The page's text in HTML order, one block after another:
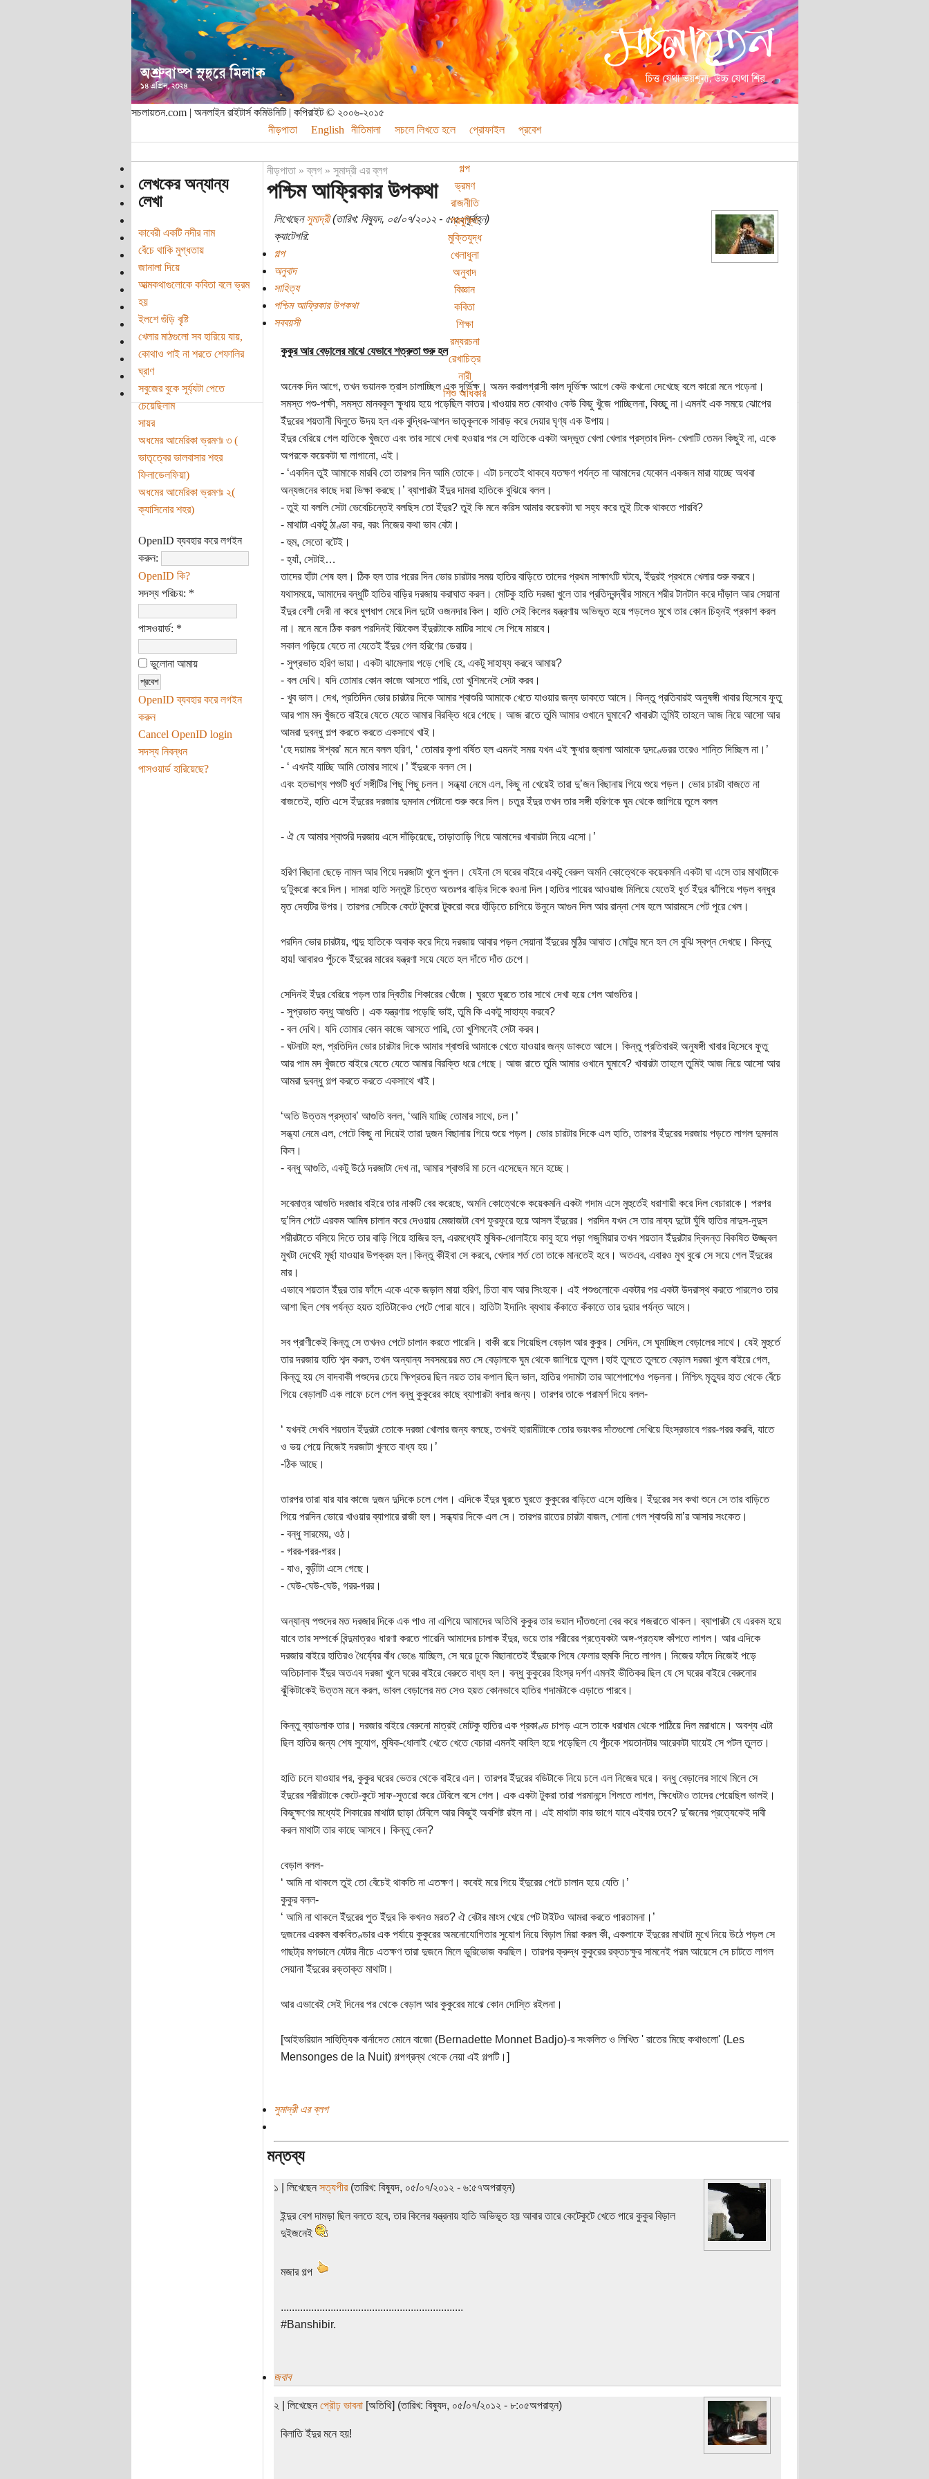
সচলায়তন.com | অনলাইন রাইটার্স কমিউনিটি | কপিরাইট © ২০০৬-২০১৫
নীড়পাতা
English নীতিমালা সচলে লিখতে হলে প্রোফাইল প্রবেশ
গল্প
ভ্রমণ
রাজনীতি
প্রযুক্তি
মুক্তিযুদ্ধ
খেলাধুলা
অনুবাদ
বিজ্ঞান
কবিতা
শিক্ষা
রম্যরচনা
রেখাচিত্র
নারী
শিশু অধিকার
লেখকের অন্যান্য
লেখা
কাবেরী একটি নদীর নাম
বেঁচে থাকি মুগ্ধতায়
জানালা দিয়ে
আত্মকথাগুলোকে কবিতা বলে ভ্রম
হয়
ইলশে গুঁড়ি বৃষ্টি
খেলার মাঠগুলো সব হারিয়ে যায়,
কোথাও পাই না শরতে শেফালির
ঘ্রাণ
সবুজের বুকে সূর্য্যটা পেতে
চেয়েছিলাম
সায়র
অধমের আমেরিকা ভ্রমণঃ ৩ (
ভাতৃত্বের ভালবাসার শহর
ফিলাডেলফিয়া)
অধমের আমেরিকা ভ্রমণঃ ২(
ক্যাসিনোর শহর)
OpenID ব্যবহার করে লগইন
করুন:
OpenID কি?
সদস্য পরিচয়: *
পাসওয়ার্ড: *
ভুলোনা আমায়
OpenID ব্যবহার করে লগইন
করুন
Cancel OpenID login
সদস্য নিবন্ধন
পাসওয়ার্ড হারিয়েছে?
নীড়পাতা»ব্লগ» সুমাদ্রী এর ব্লগ
পশ্চিম আফ্রিকার উপকথা
লিখেছেনসুমাদ্রী(তারিখ: বিষ্যুদ, ০৫/০৭/২০১২ - ৫:৫২পূর্বাহ্ন)
ক্যাটেগরি:
গল্প
অনুবাদ
সাহিত্য
পশ্চিম আফ্রিকার উপকথা
সববয়সী
কুকুর আর বেড়ালের মাঝে যেভাবে শত্রুতা শুরু হল
অনেক দিন আগে, তখন ভয়ানক ত্রাস চালাচ্ছিল এক দূর্ভিক্ষ। অমন করালগ্রাসী কাল দূর্ভিক্ষ আগে কেউ কখনো দেখেছে বলে কারো মনে পড়েনা।
সমস্ত পশু-পক্ষী, সমস্ত মানবকূল ক্ষুধায় হয়ে পড়েছিল কাতর।খাওয়ার মত কোথাও কেউ কিছু খুঁজে পাচ্ছিলনা, কিচ্ছু না।এমনই এক সময়ে ঝোপের
ইঁদুরের শয়তানী ঘিলুতে উদয় হল এক বুদ্ধির-আপন ভাতৃকূলকে সাবাড় করে দেয়ার ঘৃণ্য এক উপায়।
ইঁদুর বেরিয়ে গেল হাতিকে খুঁজতে এবং তার সাথে দেখা হওয়ার পর সে হাতিকে একটা অদ্ভুত খেলা খেলার প্রস্তাব দিল- খেলাটি তেমন কিছুই না, একে
অপরকে কয়েকটা ঘা লাগানো, এই।
- ‘একদিন তুই আমাকে মারবি তো তারপর দিন আমি তোকে। এটা চলতেই থাকবে যতক্ষণ পর্যন্ত না আমাদের যেকোন একজন মারা যাচ্ছে অথবা
অন্যজনের কাছে দয়া ভিক্ষা করছে।’ ব্যাপারটা ইঁদুর দামরা হাতিকে বুঝিয়ে বলল।
- তুই যা বললি সেটা ভেবেচিন্তেই বলছিস তো ইঁদুর? তুই কি মনে করিস আমার কয়েকটা ঘা সহ্য করে তুই টিকে থাকতে পারবি?
- মাথাটা একটু ঠাণ্ডা কর, বরং নিজের কথা ভাব বেটা।
- হুম, সেতো বটেই।
- হ্যাঁ, সেটাই…
তাদের হাঁটা শেষ হল। ঠিক হল তার পরের দিন ভোর চারটার সময় হাতির বাড়িতে তাদের প্রথম সাক্ষাৎটি ঘটবে, ইঁদুরই প্রথমে খেলার শুরু করবে।
যথাসময়ে, আমাদের বন্ধুটি হাতির বাড়ির দরজায় করাঘাত করল। মোটকু হাতি দরজা খুলে তার প্রতিদ্বন্দ্বীর সামনে শরীর টানটান করে দাঁড়াল আর সেয়ানা
ইঁদুর বেশী দেরী না করে ধুপধাপ মেরে দিল দুটো ওজনদার কিল। হাতি সেই কিলের যন্ত্রণায় অভিভূত হয়ে পড়লেও মুখে তার কোন চিহ্নই প্রকাশ করল
না। মনে মনে ঠিক করল পরদিনই বিটকেল ইঁদুরটাকে মাটির সাথে সে পিষে মারবে।
সকাল গড়িয়ে যেতে না যেতেই ইঁদুর গেল হরিণের ডেরায়।
- সুপ্রভাত হরিণ ভায়া। একটা ঝামেলায় পড়ে গেছি হে, একটু সাহায্য করবে আমায়?
- বল দেখি। যদি তোমার কোন কাজে আসতে পারি, তো খুশিমনেই সেটা করব।
- খুব ভাল। দেখ, প্রতিদিন ভোর চারটার দিকে আমার শ্বাশুরি আমাকে খেতে যাওয়ার জন্য ডাকতে আসে। কিন্তু প্রতিবারই অনুষঙ্গী খাবার হিসেবে ফুতু
আর পাম মদ খুঁজতে বাইরে যেতে যেতে আমার বিরক্তি ধরে গেছে। আজ রাতে তুমি আমার ওখানে ঘুমাবে? খাবারটা তুমিই তাহলে আজ নিয়ে আসো আর
আমরা দুবন্ধু গল্প করতে করতে একসাথে খাই।
‘হে দয়াময় ঈশ্বর’ মনে মনে বলল হরিণ, ‘ তোমার কৃপা বর্ষিত হল এমনই সময় যখন এই ক্ষুধার জ্বালা আমাকে দুদণ্ডেরর তরেও শান্তি দিচ্ছিল না।’
- ‘ এখনই যাচ্ছি আমি তোমার সাথে।’ ইঁদুরকে বলল সে।
এবং হতভাগ্য পশুটি ধূর্ত সঙ্গীটির পিছু পিছু চলল। সন্ধ্যা নেমে এল, কিছু না খেয়েই তারা দু’জন বিছানায় গিয়ে শুয়ে পড়ল। ভোর চারটা বাজতে না
বাজতেই, হাতি এসে ইঁদুরের দরজায় দুমদাম পেটানো শুরু করে দিল। চতুর ইঁদুর তখন তার সঙ্গী হরিণকে ঘুম থেকে জাগিয়ে তুলে বলল
- ঐ যে আমার শ্বাশুরি দরজায় এসে দাঁড়িয়েছে, তাড়াতাড়ি গিয়ে আমাদের খাবারটা নিয়ে এসো।’
হরিণ বিছানা ছেড়ে নামল আর গিয়ে দরজাটা খুলে খুলল। যেইনা সে ঘরের বাইরে একটু বেরুল অমনি কোত্থেকে কয়েকমনি একটা ঘা এসে তার মাথাটাকে
দু’টুকরো করে দিল। দামরা হাতি সন্তুষ্ট চিত্তে অতঃপর বাড়ির দিকে রওনা দিল।হাতির পায়ের আওয়াজ মিলিয়ে যেতেই ধূর্ত ইঁদুর ঝাঁপিয়ে পড়ল বন্ধুর
মৃত দেহটির উপর। তারপর সেটিকে কেটে টুকরো টুকরো করে হাঁড়িতে চাপিয়ে উনুনে আগুন দিল আর রান্না শেষ হলে আরামসে পেট পুরে খেল।
পরদিন ভোর চারটায়, গাব্দু হাতিকে অবাক করে দিয়ে দরজায় আবার পড়ল সেয়ানা ইঁদুরের মুঠির আঘাত।মোটুর মনে হল সে বুঝি স্বপ্ন দেখছে। কিন্তু
হায়! আবারও পুঁচকে ইঁদুরের মারের যন্ত্রণা সয়ে যেতে হল দাঁতে দাঁত চেপে।
সেদিনই ইঁদুর বেরিয়ে পড়ল তার দ্বিতীয় শিকারের খোঁজে। ঘুরতে ঘুরতে তার সাথে দেখা হয়ে গেল আগুতির।
- সুপ্রভাত বন্ধু আগুতি। এক যন্ত্রণায় পড়েছি ভাই, তুমি কি একটু সাহায্য করবে?
- বল দেখি। যদি তোমার কোন কাজে আসতে পারি, তো খুশিমনেই সেটা করব।
- ঘটনাটা হল, প্রতিদিন ভোর চারটার দিকে আমার শ্বাশুরি আমাকে খেতে যাওয়ার জন্য ডাকতে আসে। কিন্তু প্রতিবারই অনুষঙ্গী খাবার হিসেবে ফুতু
আর পাম মদ খুঁজতে বাইরে যেতে যেতে আমার বিরক্তি ধরে গেছে। আজ রাতে তুমি আমার ওখানে ঘুমাবে? খাবারটা তাহলে তুমিই আজ নিয়ে আসো আর
আমরা দুবন্ধু গল্প করতে করতে একসাথে খাই।
‘অতি উত্তম প্রস্তাব’ আগুতি বলল, ‘আমি যাচ্ছি তোমার সাথে, চল।’
সন্ধ্যা নেমে এল, পেটে কিছু না দিয়েই তারা দুজন বিছানায় গিয়ে শুয়ে পড়ল। ভোর চারটার দিকে এল হাতি, তারপর ইঁদুরের দরজায় পড়তে লাগল দুমদাম
কিল।
- বন্ধু আগুতি, একটু উঠে দরজাটা দেখ না, আমার শ্বাশুরি মা চলে এসেছেন মনে হচ্ছে।
সবেমাত্র আগুতি দরজার বাইরে তার নাকটি বের করেছে, অমনি কোত্থেকে কয়েকমনি একটা গদাম এসে মুহুর্তেই ধরাশায়ী করে দিল বেচারাকে। পরপর
দু’দিন পেটে এরকম আমিষ চালান করে দেওয়ায় মেজাজটা বেশ ফুরফুরে হয়ে আসল ইঁদুরের। পরদিন যখন সে তার নায্য দুটো ঘুঁষি হাতির নাদুস-নুদুস
শরীরটাতে বসিয়ে দিতে তার বাড়ি গিয়ে হাজির হল, এরমধ্যেই মুষিক-ধোলাইয়ে কাবু হয়ে পড়া গজুমিয়ার তখন শয়তান ইঁদুরটার দ্বিদন্ত বিকষিত ঊজ্জ্বল
মুখটা দেখেই মূর্ছা যাওয়ার উপক্রম হল।কিন্তু কীইবা সে করবে, খেলার শর্ত তো তাকে মানতেই হবে। অতএব, এবারও মুখ বুঝে সে সয়ে গেল ইঁদুরের
মার।
এভাবে শয়তান ইঁদুর তার ফাঁদে একে একে জড়াল মায়া হরিণ, চিতা বাঘ আর সিংহকে। এই পশুগুলোকে একটার পর একটা উদরাস্থ করতে পারলেও তার
আশা ছিল শেষ পর্যন্ত হয়ত হাতিটাকেও পেটে পোরা যাবে। হাতিটা ইদানিং ব্যথায় কঁকাতে কঁকাতে তার দুয়ার পর্যন্ত আসে।
সব প্রাণীকেই কিন্তু সে তখনও পেটে চালান করতে পারেনি। বাকী রয়ে গিয়েছিল বেড়াল আর কুকুর। সেদিন, সে ঘুমাচ্ছিল বেড়ালের সাথে। যেই মুহুর্তে
তার দরজায় হাতি শব্দ করল, তখন অন্যান্য সবসময়ের মত সে বেড়ালকে ঘুম থেকে জাগিয়ে তুলল।হাই তুলতে তুলতে বেড়াল দরজা খুলে বাইরে গেল,
কিন্তু হয় সে বাদবাকী পশুদের চেয়ে ক্ষিপ্রতর ছিল নয়ত তার কপাল ছিল ভাল, হাতির গদামটা তার আশেপাশেও পড়লনা। নিশ্চিৎ মৃত্যুর হাত থেকে বেঁচে
গিয়ে বেড়ালটি এক লাফে চলে গেল বন্ধু কুকুরের কাছে ব্যাপারটা বলার জন্য। তারপর তাকে পরামর্শ দিয়ে বলল-
‘ যখনই দেখবি শয়তান ইঁদুরটা তোকে দরজা খোলার জন্য বলছে, তখনই হারামীটাকে তোর ভয়ংকর দাঁতগুলো দেখিয়ে হিংস্রভাবে গরর-গরর করবি, যাতে
ও ভয় পেয়ে নিজেই দরজাটা খুলতে বাধ্য হয়।’
-ঠিক আছে।
তারপর তারা যার যার কাজে দুজন দুদিকে চলে গেল। এদিকে ইঁদুর ঘুরতে ঘুরতে কুকুরের বাড়িতে এসে হাজির। ইঁদুরের সব কথা শুনে সে তার বাড়িতে
গিয়ে পরদিন ভোরে খাওয়ার ব্যাপারে রাজী হল। সন্ধ্যার দিকে এল সে। তারপর রাতের চারটা বাজল, শোনা গেল শ্বাশুরি মা’র আসার সংকেত।
- বন্ধু সারমেয়, ওঠ।
- গরর-গরর-গরর।
- যাও, বুড়ীটা এসে গেছে।
- ঘেউ-ঘেউ-ঘেউ, গরর-গরর।
অন্যান্য পশুদের মত দরজার দিকে এক পাও না এগিয়ে আমাদের অতিথি কুকুর তার ভয়াল দাঁতগুলো বের করে গজরাতে থাকল। ব্যাপারটা যে এরকম হয়ে
যাবে তার সম্পর্কে বিন্দুমাত্রও ধারণা করতে পারেনি আমাদের চালাক ইঁদুর, ভয়ে তার শরীরের প্রত্যেকটা অঙ্গ-প্রত্যঙ্গ কাঁপতে লাগল। আর এদিকে
দরজার বাইরে হাতিরও ধৈর্য্যের বাঁধ ভেঙে যাচ্ছিল, সে ঘরে ঢুকে বিছানাতেই ইঁদুরকে পিষে ফেলার হুমকি দিতে লাগল। নিজের ফাঁদে নিজেই পড়ে
অতিচালাক ইঁদুর অতএব দরজা খুলে ঘরের বাইরে বেরুতে বাধ্য হল। বন্ধু কুকুরের হিংস্র দর্শণ এমনই ভীতিকর ছিল যে সে ঘরের বাইরে বেরুনোর
ঝুঁকিটাকেই উত্তম মনে করল, ভাবল বেড়ালের মত সেও হয়ত কোনভাবে হাতির গদামটাকে এড়াতে পারবে।
কিন্তু ব্যাডলাক তার। দরজার বাইরে বেরুনো মাত্রই মোটকু হাতির এক প্রকাণ্ড চাপড় এসে তাকে ধরাধাম থেকে পাঠিয়ে দিল মরাধামে। অবশ্য এটা
ছিল হাতির জন্য শেষ সুযোগ, মুষিক-ধোলাই খেতে খেতে বেচারা এমনই কাহিল হয়ে পড়েছিল যে পুঁচকে শয়তানটার আরেকটা ঘায়েই সে পটল তুলত।
হাতি চলে যাওয়ার পর, কুকুর ঘরের ভেতর থেকে বাইরে এল। তারপর ইঁদুরের বডিটাকে নিয়ে চলে এল নিজের ঘরে। বন্ধু বেড়ালের সাথে মিলে সে
ইঁদুরের শরীরটাকে কেটে-কুটে সাফ-সুতরো করে টেবিলে বসে গেল। এক একটা টুকরা তারা পরমানন্দে গিলতে লাগল, ক্ষিধেটাও তাদের পেয়েছিল ভালই।
কিছুক্ষণের মধ্যেই শিকারের মাথাটা ছাড়া টেবিলে আর কিছুই অবশিষ্ট রইল না। এই মাথাটা কার ভাগে যাবে এইবার তবে? দু’জনের প্রত্যেকেই দাবী
করল মাথাটা তার কাছে আসবে। কিন্তু কেন?
বেড়াল বলল-
‘ আমি না থাকলে তুই তো বেঁচেই থাকতি না এতক্ষণ। কবেই মরে গিয়ে ইঁদুরের পেটে চালান হয়ে যেতি।’
কুকুর বলল-
‘ আমি না থাকলে ইঁদুরের পুত ইঁদুর কি কখনও মরত? ঐ বেটার মাংস খেয়ে পেট টাইটও আমরা করতে পারতামনা।’
দুজনের এরকম বাকবিতণ্ডার এক পর্যায়ে কুকুরের অমনোযোগিতার সুযোগ নিয়ে বিড়াল মিয়া করল কী, একলাফে ইঁদুরের মাথাটা মুখে নিয়ে উঠে পড়ল সে
গাছটা্র মগডালে যেটার নীচে এতক্ষণ তারা দুজনে মিলে ভুরিভোজ করছিল। তারপর ক্রুদ্ধ কুকুরের রক্তচক্ষুর সামনেই পরম আয়েসে সে চাটতে লাগল
সেয়ানা ইঁদুরের রক্তাক্ত মাথাটা।
আর এভাবেই সেই দিনের পর থেকে বেড়াল আর কুকুরের মাঝে কোন দোস্তি রইলনা।
[আইভরিয়ান সাহিত্যিক বার্নাদেত মোনে বাজো (Bernadette Monnet Badjo)-র সংকলিত ও লিখিত ' রাতের মিছে কথাগুলো' (Les
Mensonges de la Nuit) গল্পগ্রন্থ থেকে নেয়া এই গল্পটি।]
সুমাদ্রী এর ব্লগ
মন্তব্য
১ | লিখেছেন সত্যপীর(তারিখ: বিষ্যুদ, ০৫/০৭/২০১২ - ৬:৫৭অপরাহ্ন)
ইন্দুর বেশ দামড়া ছিল বলতে হবে, তার কিলের যন্ত্রনায় হাতি অভিভূত হয় আবার তারে কেটেকুটে খেতে পারে কুকুর বিড়াল
দুইজনেই
মজার গল্প
..................................................................
#Banshibir.
জবাব
২ | লিখেছেন প্রৌঢ় ভাবনা[অতিথি] (তারিখ: বিষ্যুদ, ০৫/০৭/২০১২ - ৮:০৫অপরাহ্ন)
বিলাতি ইঁদুর মনে হয়!